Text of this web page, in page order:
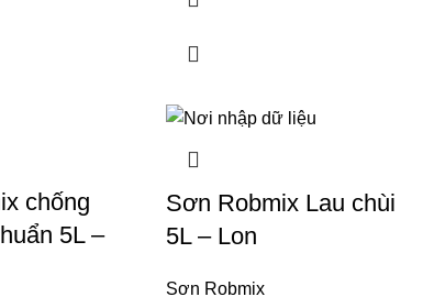
chống
5L –
Sơn Robmix Lau chùi
5L – Lon
Sơn Robmix